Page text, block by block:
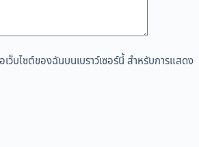
ว็บไซต์ของฉันบนเบราว์เซอร์นี้ สำหรับการแสดง